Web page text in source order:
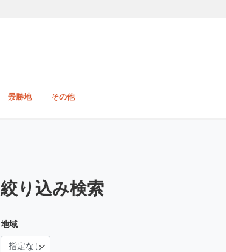
景勝地 その他
絞り込み検索
地域